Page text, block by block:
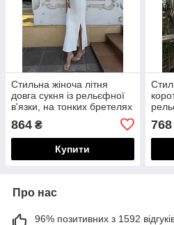
Стильна жіноча літня
довга сукня із рельєфної
в'язки, на тонких бретелях
864 ₴
Купити
768
Про нас
96% позитивних з 1592